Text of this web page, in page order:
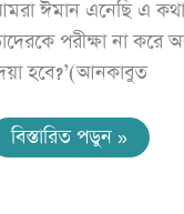
ঈমান এনেছি এ
পরীক্ষা না করে
হবে?’(আনকাবুত
বিস্তারিত পডুন »